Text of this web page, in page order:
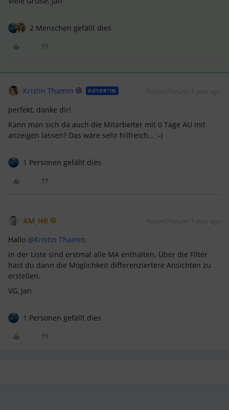
2 Menschen gefällt dies
Kristin Thamm AUTOR*IN Forum|Forum|1 year ago
perfekt, danke dir!
Kann man sich da auch die Mitarbeiter mit 0 Tage AU mit
anzeigen lassen? Das wäre sehr hilfreich… :-)
1 Personen gefällt dies
AM_HR Forum|Forum|1 year ago
Hallo ​ @Kristin Thamm,
in der Liste sind erstmal alle MA enthalten. Über die Filter
hast du dann die Möglichkeit differenziertere Ansichten zu
erstellen.
VG, Jan
1 Personen gefällt dies